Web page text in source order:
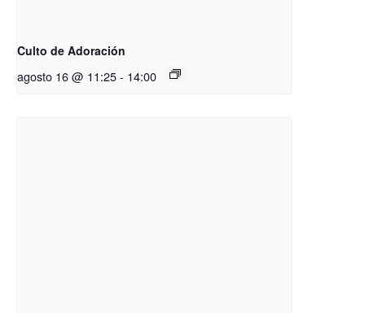
Culto de Adoración
agosto 16 @ 11:25- 14:00